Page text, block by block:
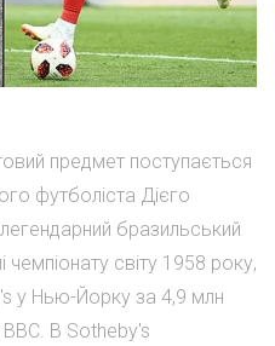
предмет поступається
футболіста Дієго
бразильський
чемпіонату світу 1958 року,
у Нью-Йорку за 4,9 млн
В Sotheby's